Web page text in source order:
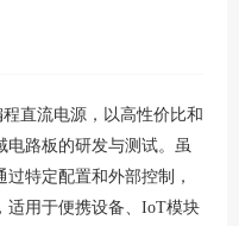
直流电源，以高性价比和
电路板的研发与测试。虽
特定配置和外部控制，
适用于便携设备、IoT模块